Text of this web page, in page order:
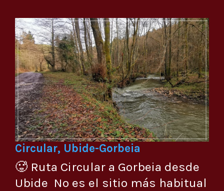
Circular, Ubide-Gorbeia
🥵 Ruta Circular a Gorbeia desde
Ubide No es el sitio más habitual